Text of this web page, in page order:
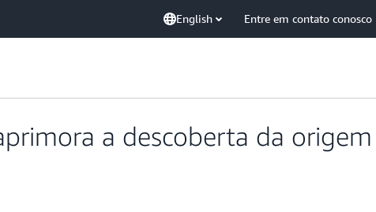
English Entre em contato conosco
a descoberta da